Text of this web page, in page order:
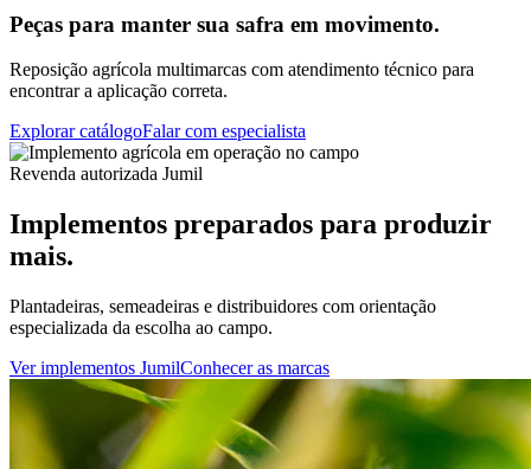
Peças para manter sua safra em movimento.
Reposição agrícola multimarcas com atendimento técnico para
encontrar a aplicação correta.
Explorar catálogoFalar com especialista
Revenda autorizada Jumil
Implementos preparados para produzir
mais.
Plantadeiras, semeadeiras e distribuidores com orientação
especializada da escolha ao campo.
Ver implementos JumilConhecer as marcas